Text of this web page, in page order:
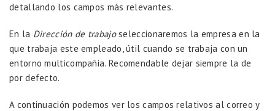
detallando los campos más relevantes.
En la Dirección de trabajoseleccionaremos la empresa en la
que trabaja este empleado, útil cuando se trabaja con un
entorno multicompañia. Recomendable dejar siempre la de
por defecto.
A continuación podemos ver los campos relativos al correo y